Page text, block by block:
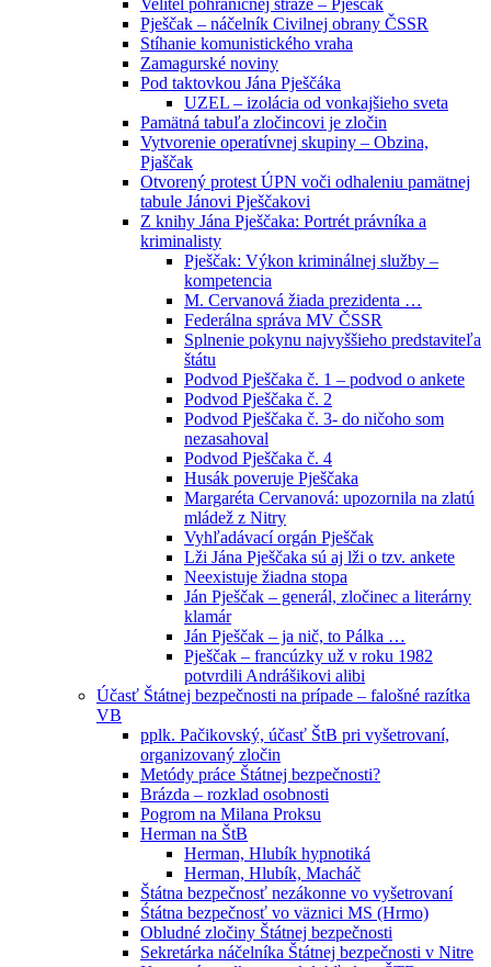
Pješčak – náčelník Civilnej obrany ČSSR
Stíhanie komunistického vraha
Zamagurské noviny
Pod taktovkou Jána Pješčáka
UZEL – izolácia od vonkajšieho sveta
Pamätná tabuľa zločincovi je zločin
Vytvorenie operatívnej skupiny – Obzina,
Pjaščak
Otvorený protest ÚPN voči odhaleniu pamätnej
tabule Jánovi Pješčakovi
Z knihy Jána Pješčaka: Portrét právníka a
kriminalisty
Pješčak: Výkon kriminálnej služby –
kompetencia
M. Cervanová žiada prezidenta …
Federálna správa MV ČSSR
Splnenie pokynu najvyššieho predstaviteľa
štátu
Podvod Pješčaka č. 1 – podvod o ankete
Podvod Pješčaka č. 2
Podvod Pješčaka č. 3- do ničoho som
nezasahoval
Podvod Pješčaka č. 4
Husák poveruje Pješčaka
Margaréta Cervanová: upozornila na zlatú
mládež z Nitry
Vyhľadávací orgán Pješčak
Lži Jána Pješčaka sú aj lži o tzv. ankete
Neexistuje žiadna stopa
Ján Pješčak – generál, zločinec a literárny
klamár
Ján Pješčak – ja nič, to Pálka …
Pješčak – francúzky už v roku 1982
potvrdili Andrášikovi alibi
Účasť Štátnej bezpečnosti na prípade – falošné razítka
VB
pplk. Pačikovský, účasť ŠtB pri vyšetrovaní,
organizovaný zločin
Metódy práce Štátnej bezpečnosti?
Brázda – rozklad osobnosti
Pogrom na Milana Proksu
Herman na ŠtB
Herman, Hlubík hypnotiká
Herman, Hlubík, Macháč
Štátna bezpečnosť nezákonne vo vyšetrovaní
Śtátna bezpečnosť vo väznici MS (Hrmo)
Obludné zločiny Štátnej bezpečnosti
Sekretárka náčelníka Štátnej bezpečnosti v Nitre